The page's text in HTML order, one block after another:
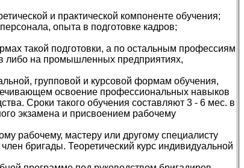
и практической компоненте обучения;
опыта в подготовке кадров;
такой подготовки, а по остальным профессиям
либо на промышленных предприятиях,
групповой и курсовой формам обучения,
освоение профессиональных навыков
Сроки такого обучения составляют 3 - 6 мес. в
экзамена и присвоением рабочему
рабочему, мастеру или другому специалисту
бригады. Теоретический курс индивидуальной